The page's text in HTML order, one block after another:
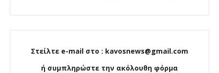
Στείλτε e-mail στο : kavosnews@gmail.com
ή συμπληρώστε την ακόλουθη φόρμα